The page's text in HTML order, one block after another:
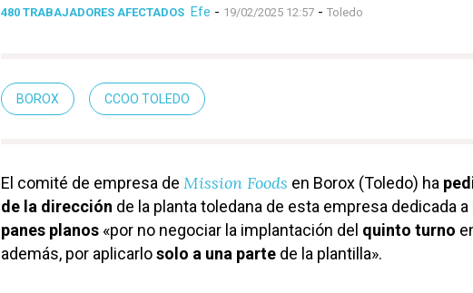
480 TRABAJADORES AFECTADOS Efe - 19/02/2025 12:57 - Toledo
BOROX CCOO TOLEDO
El comité de empresa de Mission Foods en Borox (Toledo) ha
de la dirección de la planta toledana de esta empresa dedicada
panes planos «por no negociar la implantación del quinto turno
además, por aplicarlosolo a una parte de la plantilla».